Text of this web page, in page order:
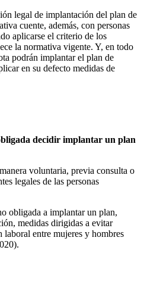
legal de implantación del plan de
cuente, además, con personas
aplicarse el criterio de los
la normativa vigente. Y, en todo
podrán implantar el plan de
en su defecto medidas de
decidir implantar un plan
voluntaria, previa consulta o
legales de las personas
obligada a implantar un plan,
medidas dirigidas a evitar
entre mujeres y hombres